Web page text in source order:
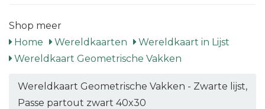
Shop meer
Home
Wereldkaarten
Wereldkaart in Lijst
Wereldkaart Geometrische Vakken
Wereldkaart Geometrische Vakken - Zwarte lijst,
Passe partout zwart 40x30